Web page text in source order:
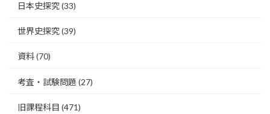
日本史探究(33)
世界史探究(39)
資料(70)
考査・試験問題 (27)
旧課程科目 (471)